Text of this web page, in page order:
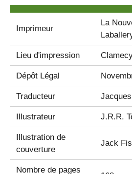
Imprimeur
La
Lieu d'impression
Dépôt Légal
Traducteur
Illustrateur J.R.R.
Illustration de
couverture
Jack
Nombre de pages